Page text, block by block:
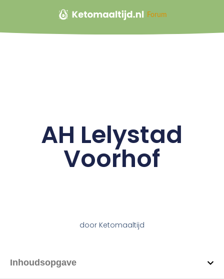
Forum
AH Lelystad
Voorhof
doorKetomaaltijd
Inhoudsopgave